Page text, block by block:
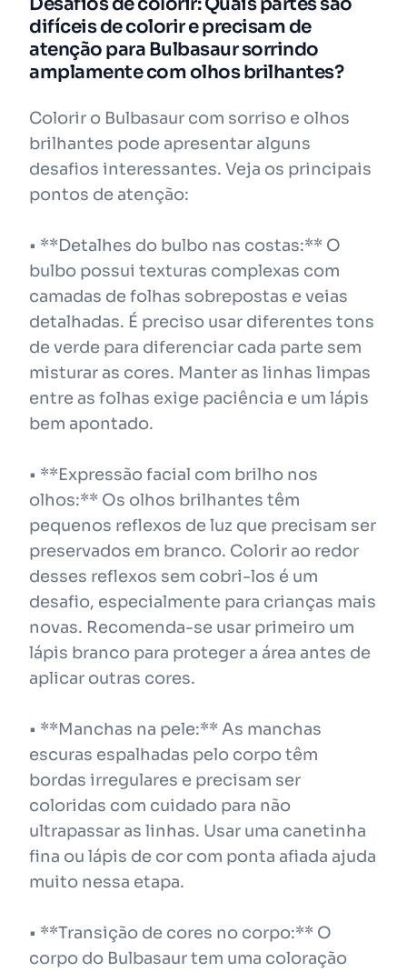
difíceis de colorir e precisam de
atenção para Bulbasaur sorrindo
amplamente com olhos brilhantes?
Colorir o Bulbasaur com sorriso e olhos
brilhantes pode apresentar alguns
desafios interessantes. Veja os principais
pontos de atenção:
• **Detalhes do bulbo nas costas:** O
bulbo possui texturas complexas com
camadas de folhas sobrepostas e veias
detalhadas. É preciso usar diferentes tons
de verde para diferenciar cada parte sem
misturar as cores. Manter as linhas limpas
entre as folhas exige paciência e um lápis
bem apontado.
• **Expressão facial com brilho nos
olhos:** Os olhos brilhantes têm
pequenos reflexos de luz que precisam ser
preservados em branco. Colorir ao redor
desses reflexos sem cobri-los é um
desafio, especialmente para crianças mais
novas. Recomenda-se usar primeiro um
lápis branco para proteger a área antes de
aplicar outras cores.
• **Manchas na pele:** As manchas
escuras espalhadas pelo corpo têm
bordas irregulares e precisam ser
coloridas com cuidado para não
ultrapassar as linhas. Usar uma canetinha
fina ou lápis de cor com ponta afiada ajuda
muito nessa etapa.
• **Transição de cores no corpo:** O
corpo do Bulbasaur tem uma coloração